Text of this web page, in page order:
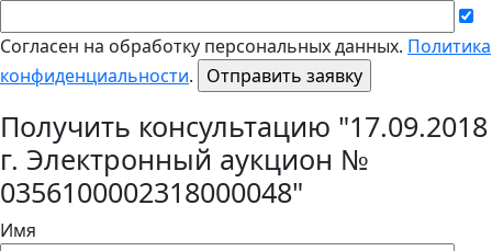
Согласен на обработку персональных данных. Политика
конфиденциальности.
Получить консультацию "17.09.2018
г. Электронный аукцион №
0356100002318000048"
Имя